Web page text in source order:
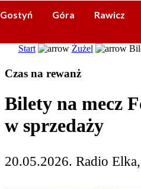
Gostyń Góra Rawicz
Start Żużel
Czas na rewanż
Bilety na mecz
w sprzedaży
20.05.2026. Radio